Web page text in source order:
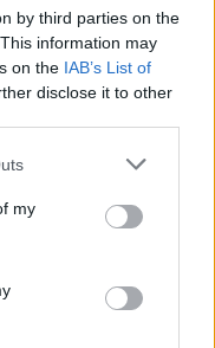
by third parties on the
information may
on the IAB’s List of
disclose it to other
my